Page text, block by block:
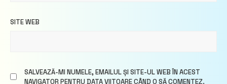
SITE WEB
SALVEAZĂ-MI NUMELE, EMAILUL ȘI SITE-UL WEB ÎN ACEST
NAVIGATOR PENTRU DATA VIITOARE CÂND O SĂ COMENTEZ.